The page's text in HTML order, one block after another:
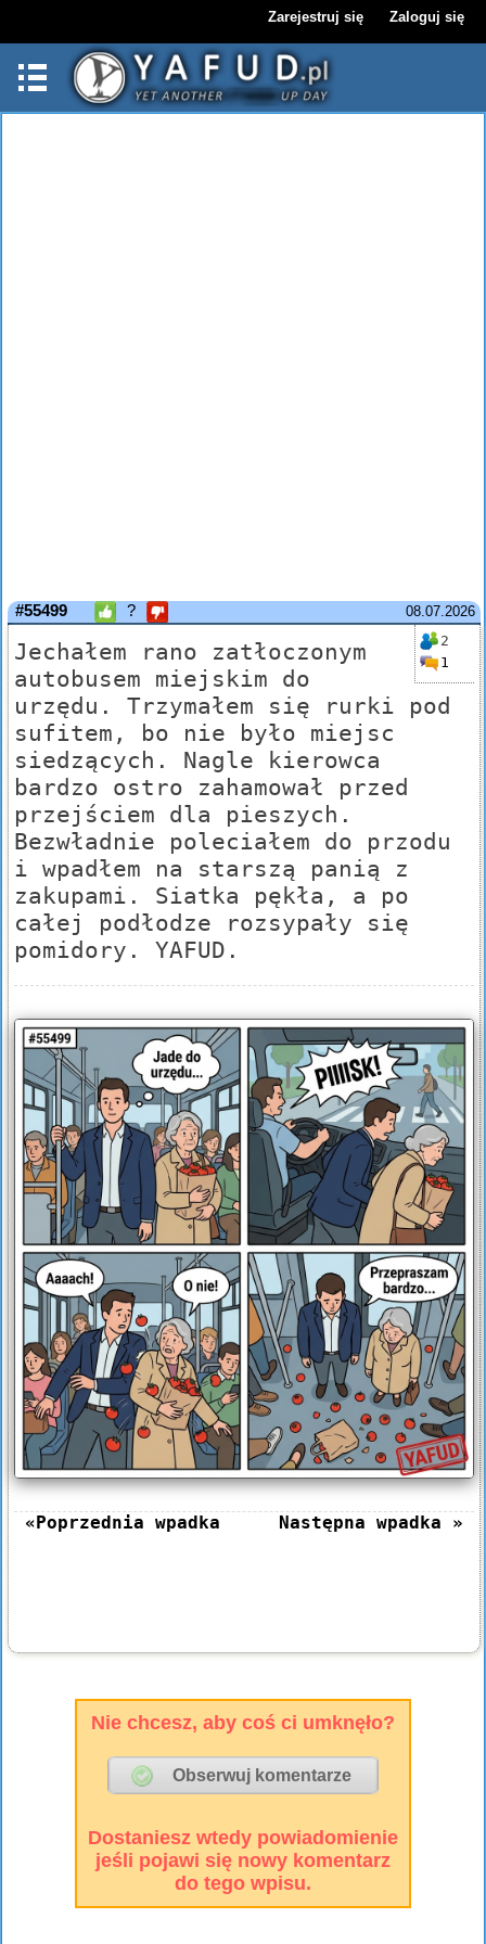
Zarejestruj się Zaloguj się
08.07.2026
#55499 ?
2
1
Jechałem rano zatłoczonym
autobusem miejskim do
urzędu. Trzymałem się rurki pod
sufitem, bo nie było miejsc
siedzących. Nagle kierowca
bardzo ostro zahamował przed
przejściem dla pieszych.
Bezwładnie poleciałem do przodu
i wpadłem na starszą panią z
zakupami. Siatka pękła, a po
całej podłodze rozsypały się
pomidory. YAFUD.
«Poprzednia wpadka Następna wpadka »
Nie chcesz, aby coś ci umknęło?
Dostaniesz wtedy powiadomienie
jeśli pojawi się nowy komentarz
do tego wpisu.